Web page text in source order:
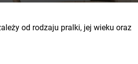
od rodzaju pralki, jej wieku oraz